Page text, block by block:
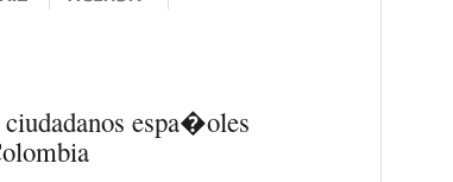
espa�oles